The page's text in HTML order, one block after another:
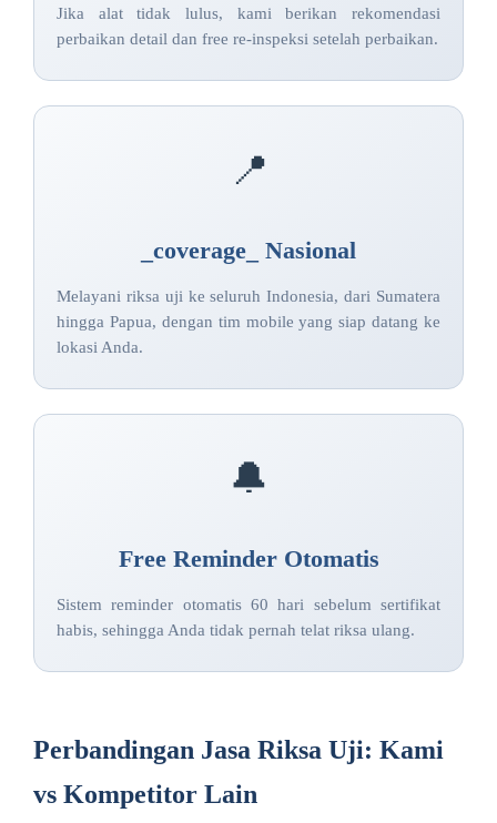
Jika alat tidak lulus, kami berikan rekomendasi
perbaikan detail dan free re-inspeksi setelah perbaikan.
📍
_coverage_ Nasional
Melayani riksa uji ke seluruh Indonesia, dari Sumatera
hingga Papua, dengan tim mobile yang siap datang ke
lokasi Anda.
🔔
Free Reminder Otomatis
Sistem reminder otomatis 60 hari sebelum sertifikat
habis, sehingga Anda tidak pernah telat riksa ulang.
Perbandingan Jasa Riksa Uji: Kami
vs Kompetitor Lain